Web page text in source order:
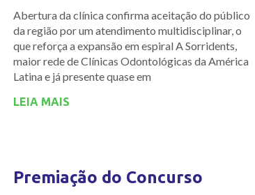
Abertura da clínica confirma aceitação do público
da região por um atendimento multidisciplinar, o
que reforça a expansão em espiral A Sorridents,
maior rede de Clínicas Odontológicas da América
Latina e já presente quase em
LEIA MAIS
Premiação do Concurso